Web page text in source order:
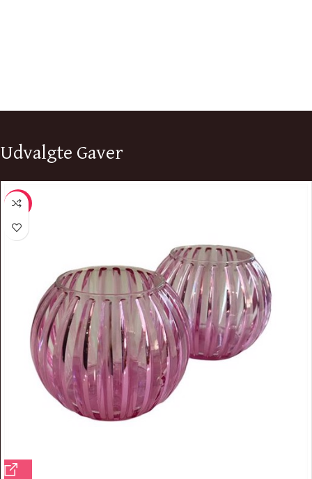
Udvalgte Gaver
-5%